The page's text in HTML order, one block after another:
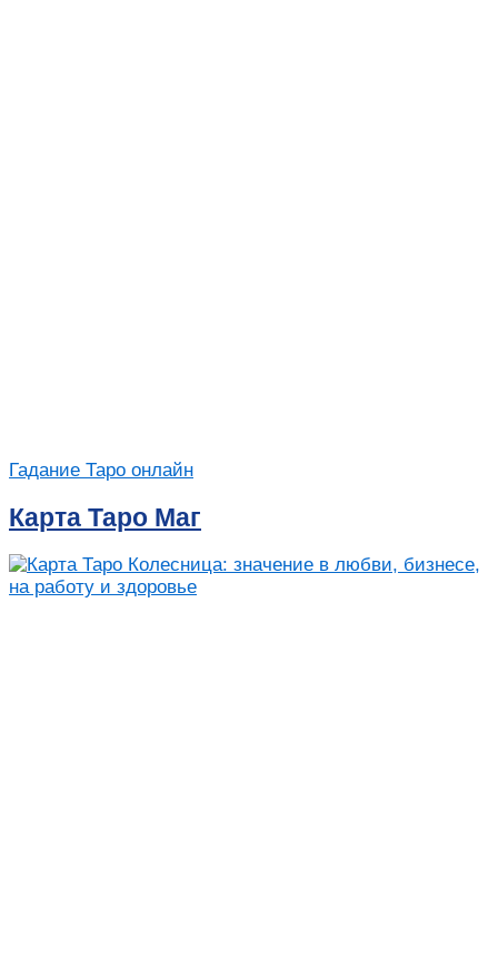
Гадание Таро онлайн
Карта Таро Маг